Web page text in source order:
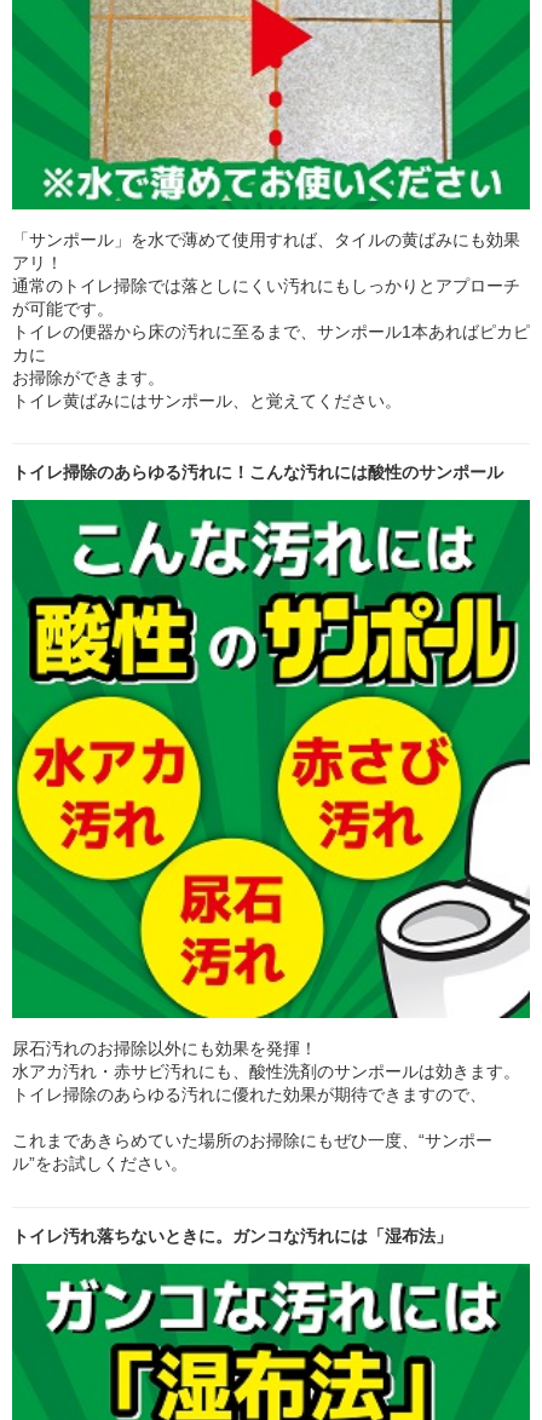
「サンポール」を水で薄めて使用すれば、タイルの黄ばみにも効果
アリ！
通常のトイレ掃除では落としにくい汚れにもしっかりとアプローチ
が可能です。
トイレの便器から床の汚れに至るまで、サンポール1本あればピカピ
カに
お掃除ができます。
トイレ黄ばみにはサンポール、と覚えてください。
トイレ掃除のあらゆる汚れに！こんな汚れには酸性のサンポール
尿石汚れのお掃除以外にも効果を発揮！
水アカ汚れ・赤サビ汚れにも、酸性洗剤のサンポールは効きます。
トイレ掃除のあらゆる汚れに優れた効果が期待できますので、
これまであきらめていた場所のお掃除にもぜひ一度、“サンポー
ル”をお試しください。
トイレ汚れ落ちないときに。ガンコな汚れには「湿布法」